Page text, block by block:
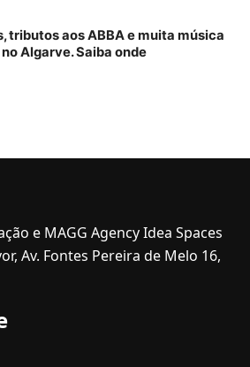
tributos aos ABBA e muita música
Algarve. Saiba onde
e MAGG Agency Idea Spaces
Av. Fontes Pereira de Melo 16,